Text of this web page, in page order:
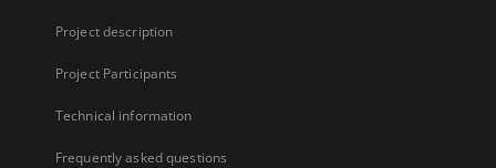
Project description
Project Participants
Technical information
Frequently asked questions